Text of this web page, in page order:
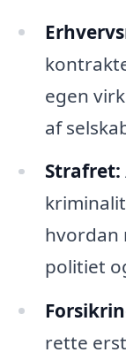
egen
af
Strafret:
hvordan
politiet
rette